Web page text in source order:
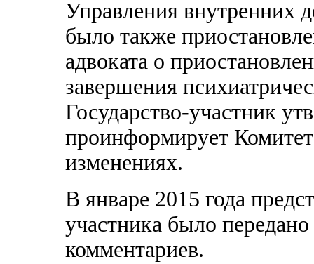
Управления внутренних
было также
адвоката о
завершения
Государство-участник
проинформирует
изменениях.
В январе 2015 года
участника было
комментариев.